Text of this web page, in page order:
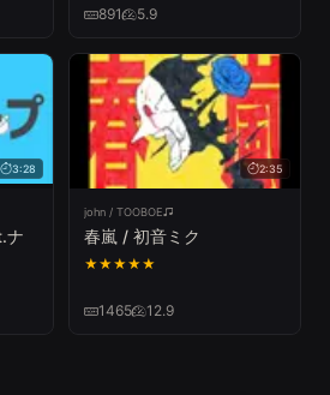
891 5.9
3:28 2:35
john / TOOBOE
春嵐 / 初音ミク
★★★★★
1465 12.9